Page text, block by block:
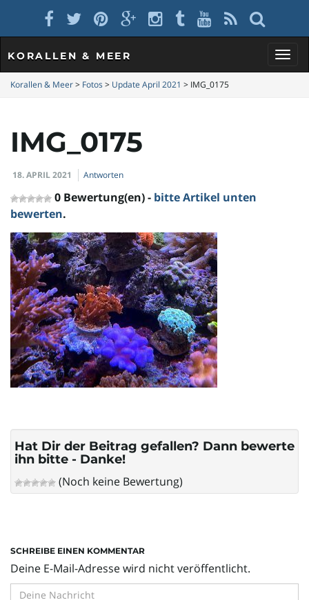
e
KORALLEN & MEER
Korallen & Meer> Fotos > Update April 2021 > IMG_0175
IMG_0175
18. APRIL 2021 Antworten
0 Bewertung(en) - bitte Artikel unten
bewerten.
Hat Dir der Beitrag gefallen? Dann bewerte
ihn bitte - Danke!
(Noch keine Bewertung)
SCHREIBE EINEN KOMMENTAR
Deine E-Mail-Adresse wird nicht veröffentlicht.